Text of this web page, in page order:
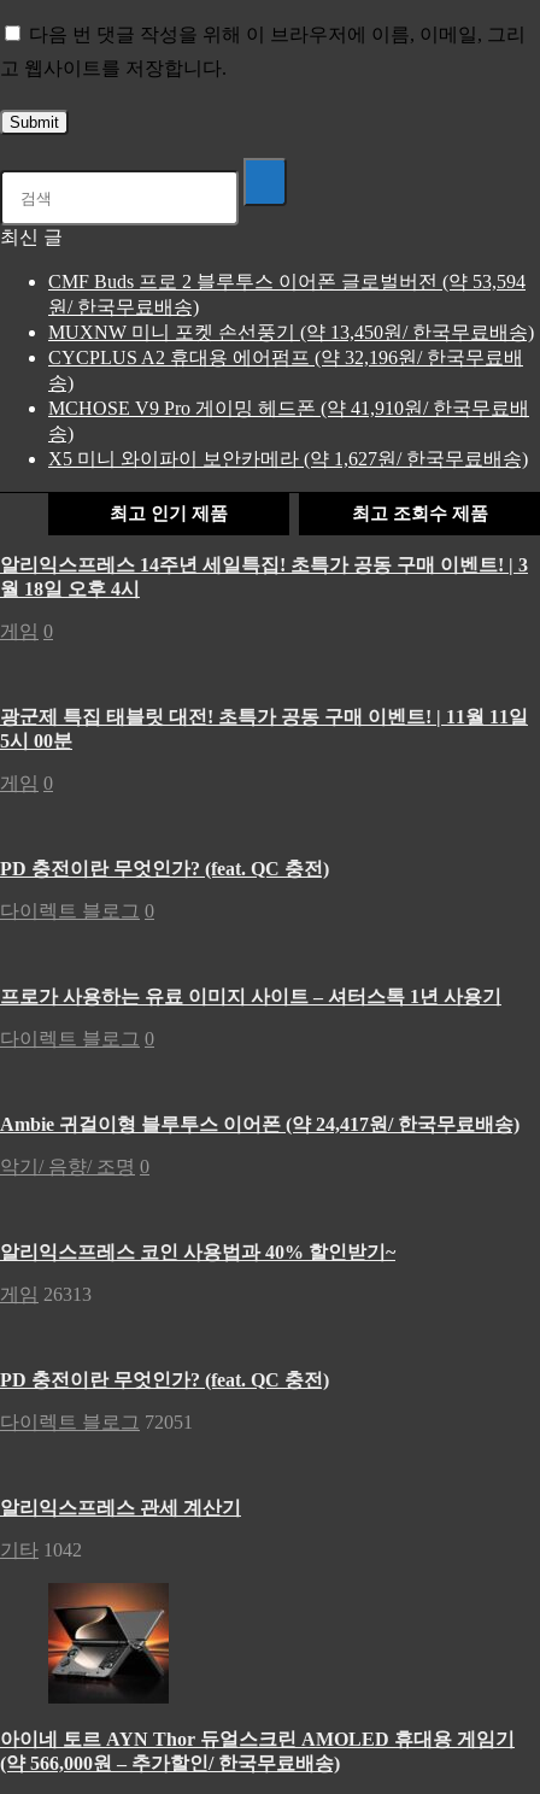
다음 번 댓글 작성을 위해 이 브라우저에 이름, 이메일, 그리
고 웹사이트를 저장합니다.
최신 글
CMF Buds 프로 2 블루투스 이어폰 글로벌버전 (약 53,594
원/ 한국무료배송)
MUXNW 미니 포켓 손선풍기 (약 13,450원/ 한국무료배송)
CYCPLUS A2 휴대용 에어펌프 (약 32,196원/ 한국무료배
송)
MCHOSE V9 Pro 게이밍 헤드폰 (약 41,910원/ 한국무료배
송)
X5 미니 와이파이 보안카메라 (약 1,627원/ 한국무료배송)
최고 인기 제품 최고 조회수 제품
알리익스프레스 14주년 세일특집! 초특가 공동 구매 이벤트! | 3
월 18일 오후 4시
게임 0
광군제 특집 태블릿 대전! 초특가 공동 구매 이벤트! | 11월 11일
5시 00분
게임 0
PD 충전이란 무엇인가? (feat. QC 충전)
다이렉트 블로그 0
프로가 사용하는 유료 이미지 사이트 – 셔터스톡 1년 사용기
다이렉트 블로그 0
Ambie 귀걸이형 블루투스 이어폰 (약 24,417원/ 한국무료배송)
악기/ 음향/ 조명 0
알리익스프레스 코인 사용법과 40% 할인받기~
게임 26313
PD 충전이란 무엇인가? (feat. QC 충전)
다이렉트 블로그 72051
알리익스프레스 관세 계산기
기타 1042
아이네 토르 AYN Thor 듀얼스크린 AMOLED 휴대용 게임기
(약 566,000원 – 추가할인/ 한국무료배송)